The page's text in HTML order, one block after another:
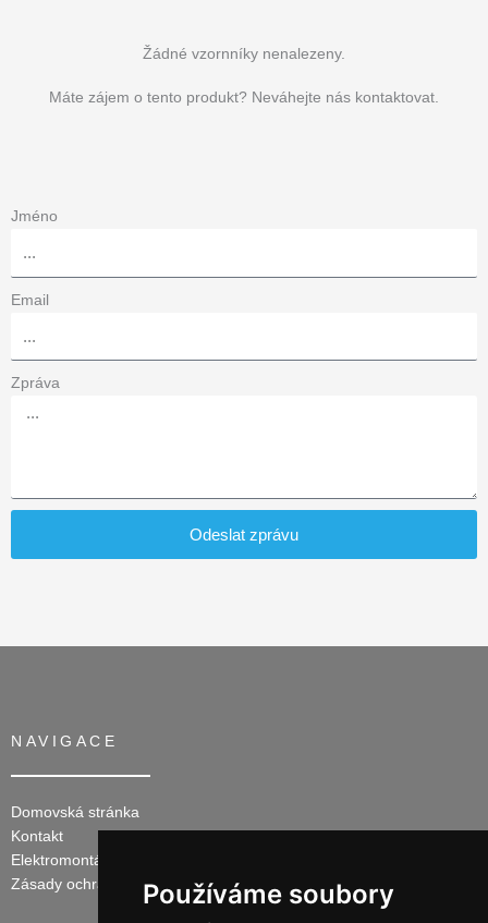
Používáme soubory
Žádné vzornníky nenalezeny.
Máte zájem o tento produkt? Neváhejte nás kontaktovat.
Jméno
Email
Zpráva
Odeslat zprávu
NAVIGACE
Domovská stránka
Kontakt
Elektromontáže
Zásady ochrany osobních údajů